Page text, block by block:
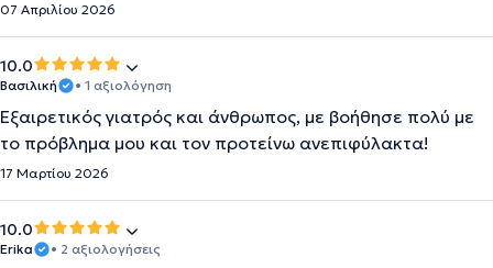
07 Απριλίου 2026
10.0
Βασιλική • 1 αξιολόγηση
Εξαιρετικός γιατρός και άνθρωπος, με βοήθησε πολύ με
το πρόβλημα μου και τον προτείνω ανεπιφύλακτα!
17 Μαρτίου 2026
10.0
Erika • 2 αξιολογήσεις